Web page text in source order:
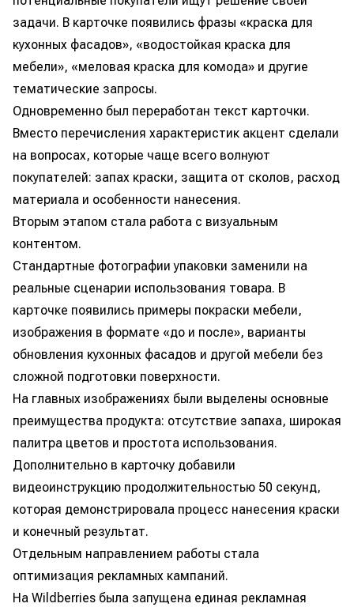
задачи. В карточке появились фразы «краска для
кухонных фасадов», «водостойкая краска для
мебели», «меловая краска для комода» и другие
тематические запросы.
Одновременно был переработан текст карточки.
Вместо перечисления характеристик акцент сделали
на вопросах, которые чаще всего волнуют
покупателей: запах краски, защита от сколов, расход
материала и особенности нанесения.
Вторым этапом стала работа с визуальным
контентом.
Стандартные фотографии упаковки заменили на
реальные сценарии использования товара. В
карточке появились примеры покраски мебели,
изображения в формате «до и после», варианты
обновления кухонных фасадов и другой мебели без
сложной подготовки поверхности.
На главных изображениях были выделены основные
преимущества продукта: отсутствие запаха, широкая
палитра цветов и простота использования.
Дополнительно в карточку добавили
видеоинструкцию продолжительностью 50 секунд,
которая демонстрировала процесс нанесения краски
и конечный результат.
Отдельным направлением работы стала
оптимизация рекламных кампаний.
На Wildberries была запущена единая рекламная